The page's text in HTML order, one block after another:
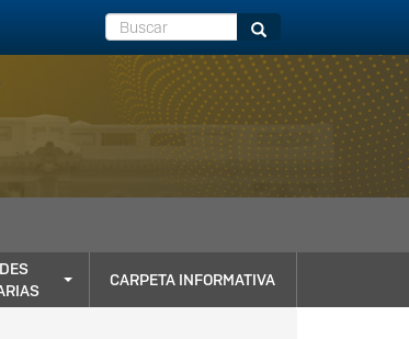
Buscar Buscar
CARPETA INFORMATIVA